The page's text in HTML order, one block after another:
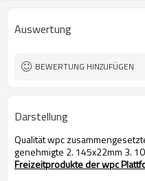
Auswertung
BEWERTUNG HINZUFÜGEN
Darstellung
Qualität wpc
genehmigte 2. 145x22mm 3.
Freizeitprodukte der wpc